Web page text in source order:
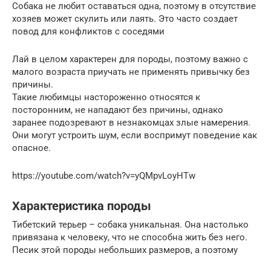
Собака не любит оставаться одна, поэтому в отсутствие
хозяев может скулить или лаять. Это часто создает
повод для конфликтов с соседями
Лай в целом характерен для породы, поэтому важно с
малого возраста приучать не применять привычку без
причины.
Такие любимцы настороженно относятся к
посторонним, не нападают без причины, однако
заранее подозревают в незнакомцах злые намерения.
Они могут устроить шум, если воспримут поведение как
опасное.
https://youtube.com/watch?v=yQMpvLoyHTw
Характеристика породы
Тибетский терьер – собака уникальная. Она настолько
привязана к человеку, что не способна жить без него.
Песик этой породы небольших размеров, а поэтому